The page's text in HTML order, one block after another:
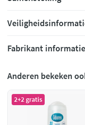
Fabrikant informatie
Anderen bekeken
2+2 gratis